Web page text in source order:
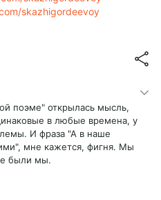
skazhigordeevoy
поэме" открылась мысль,
в любые времена, у
И фраза "А в наше
мне кажется, фигня. Мы
были мы.